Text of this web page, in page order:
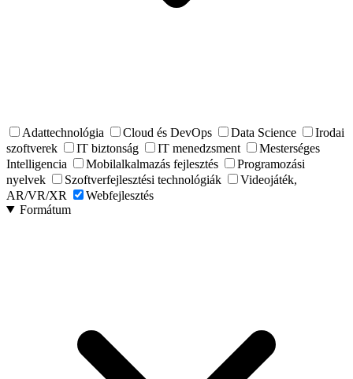
Adattechnológia Cloud és DevOps Data Science
Irodai
szoftverek
IT biztonság IT menedzsment
Mesterséges
Intelligencia
Mobilalkalmazás fejlesztés
Programozási
nyelvek
Szoftverfejlesztési technológiák
Videojáték,
AR/VR/XR
Webfejlesztés
Formátum